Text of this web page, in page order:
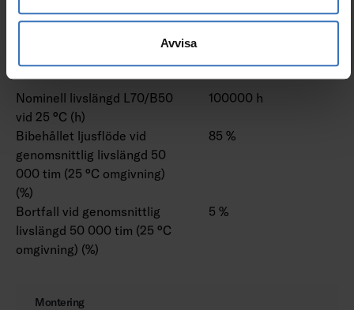
Avvisa
Nominell livslängd L70/B50
vid 25 °C (h)
100000 h
Bibehållet ljusflöde vid
genomsnittlig livslängd 50
000 tim (25 °C omgivning)
(%)
85 %
Bortfall vid genomsnittlig
livslängd 50 000 tim (25 °C
omgivning) (%)
5 %
Montering